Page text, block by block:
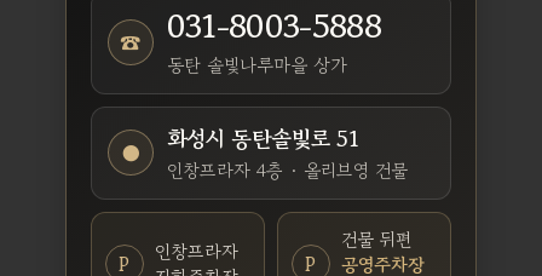
☎ 031-8003-5888
동탄 솔빛나루마을 상가
● 화성시 동탄솔빛로 51
인창프라자 4층 · 올리브영 건물
P
인창프라자
P
건물 뒤편
공영주차장